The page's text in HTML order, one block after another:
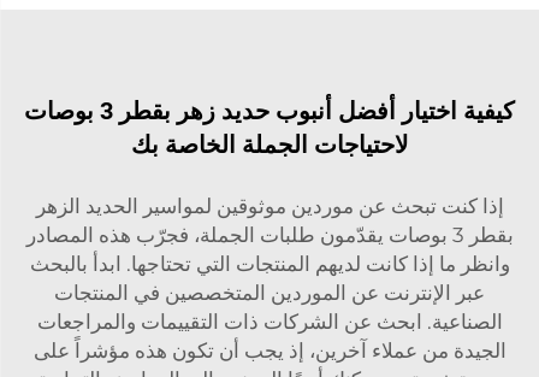
كيفية اختيار أفضل أنبوب حديد زهر بقطر 3 بوصات
لاحتياجات الجملة الخاصة بك
إذا كنت تبحث عن موردين موثوقين لمواسير الحديد الزهر
بقطر 3 بوصات يقدّمون طلبات الجملة، فجرّب هذه المصادر
وانظر ما إذا كانت لديهم المنتجات التي تحتاجها. ابدأ بالبحث
عبر الإنترنت عن الموردين المتخصصين في المنتجات
الصناعية. ابحث عن الشركات ذات التقييمات والمراجعات
الجيدة من عملاء آخرين، إذ يجب أن تكون هذه مؤشراً على